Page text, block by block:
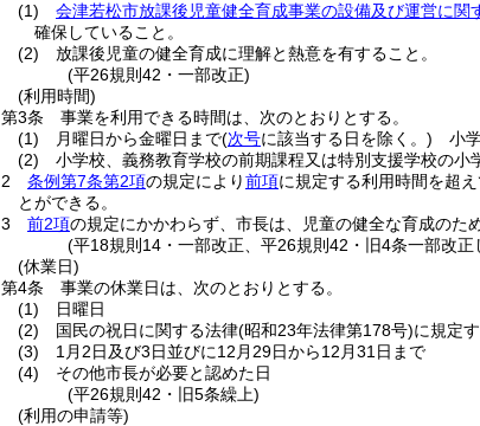
(1)
会津若松市放課後児童健全育成事業の設備及び運営に関
確保していること。
(2)
放課後児童の健全育成に理解と熱意を有すること。
(平26規則42・一部改正)
(利用時間)
第3条
事業を利用できる時間は、次のとおりとする。
(1)
月曜日から金曜日まで(次号に該当する日を除く。) 小学
(2)
小学校、義務教育学校の前期課程又は特別支援学校の
2
条例第7条第2項の規定により前項に規定する利用時間を超
とができる。
3
前2項の規定にかかわらず、市長は、児童の健全な育成のた
(平18規則14・一部改正、平26規則42・旧4条一部改
(休業日)
第4条
事業の休業日は、次のとおりとする。
(1)
日曜日
(2)
国民の祝日に関する法律(昭和23年法律第178号)に規定
(3)
1月2日及び3日並びに12月29日から12月31日まで
(4)
その他市長が必要と認めた日
(平26規則42・旧5条繰上)
(利用の申請等)